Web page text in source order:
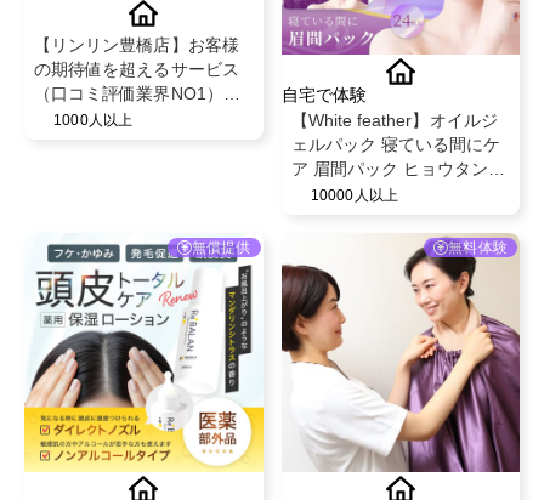
【リンリン豊橋店】お客様
の期待値を超えるサービス
（口コミ評価業界NO1）と
既存のお客様からの紹介率
1000人以上
自宅で体験
【White feather】オイルジ
ェルパック 寝ている間にケ
ア 眉間パック ヒョウタン型
日本製
10000人以上
無償提供 無料体験